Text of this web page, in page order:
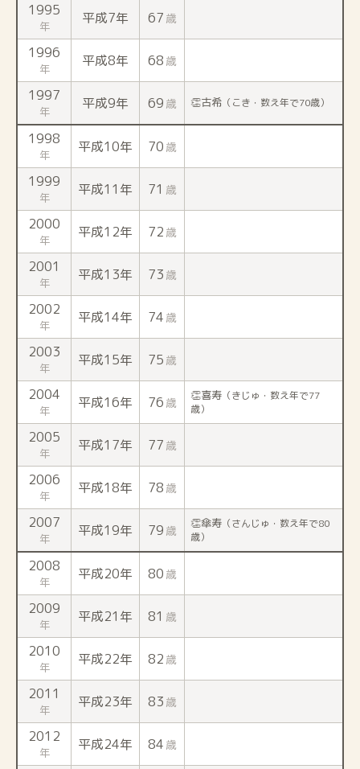
1995
年 平成7年 67 歳
1996
年 平成8年 68 歳
1997
年 平成9年 69 歳 👏古希（こき・数え年で70歳）
1998
年 平成10年 70 歳
1999
年 平成11年 71 歳
2000
年 平成12年 72 歳
2001
年 平成13年 73 歳
2002
年 平成14年 74 歳
2003
年 平成15年 75 歳
2004
年 平成16年 76 歳 👏喜寿（きじゅ・数え年で77
歳）
2005
年 平成17年 77 歳
2006
年 平成18年 78 歳
2007
年 平成19年 79 歳 👏傘寿（さんじゅ・数え年で80
歳）
2008
年 平成20年 80 歳
2009
年 平成21年 81 歳
2010
年 平成22年 82 歳
2011
年 平成23年 83 歳
2012
年 平成24年 84 歳